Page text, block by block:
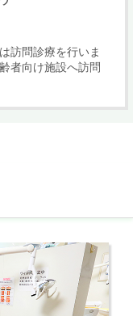
訪問診療を行いま
者向け施設へ訪問